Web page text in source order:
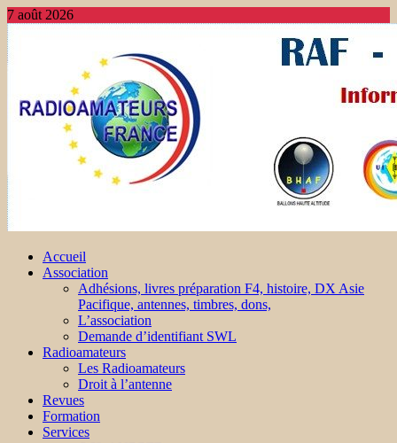
7 août 2026
Accueil
Association
Adhésions, livres préparation F4, histoire, DX Asie
Pacifique, antennes, timbres, dons,
L’association
Demande d’identifiant SWL
Radioamateurs
Les Radioamateurs
Droit à l’antenne
Revues
Formation
Services